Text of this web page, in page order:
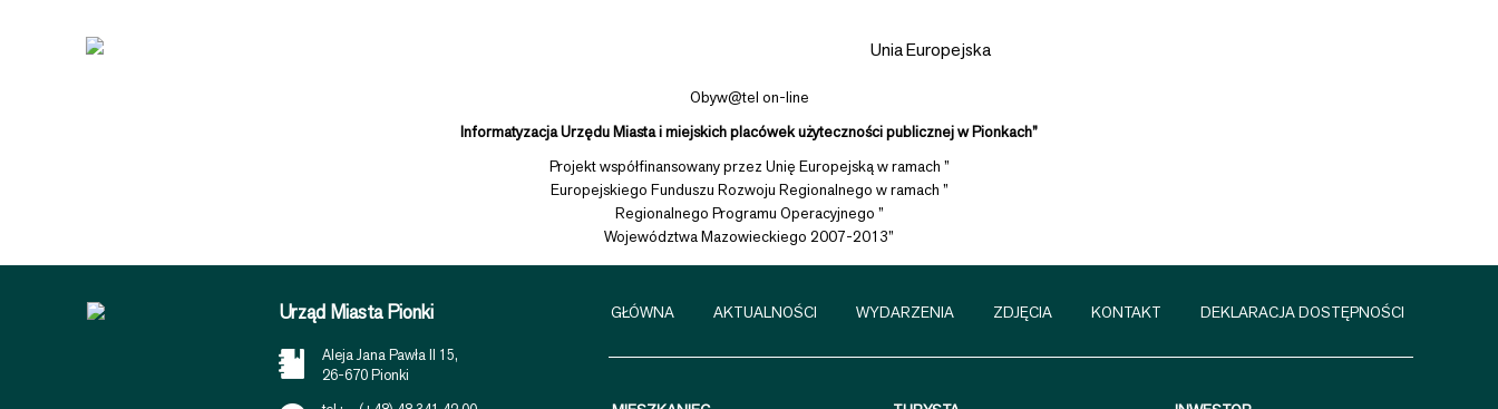
Obyw@tel on-line
Informatyzacja Urzędu Miasta i miejskich placówek użyteczności publicznej w Pionkach”
Projekt współfinansowany przez Unię Europejską w ramach ”
Europejskiego Funduszu Rozwoju Regionalnego w ramach ”
Regionalnego Programu Operacyjnego ”
Województwa Mazowieckiego 2007-2013”
Urząd Miasta Pionki
Aleja Jana Pawła II 15,
26-670 Pionki
GŁÓWNA AKTUALNOŚCI WYDARZENIA ZDJĘCIA KONTAKT DEKLARACJA DOSTĘPNOŚCI